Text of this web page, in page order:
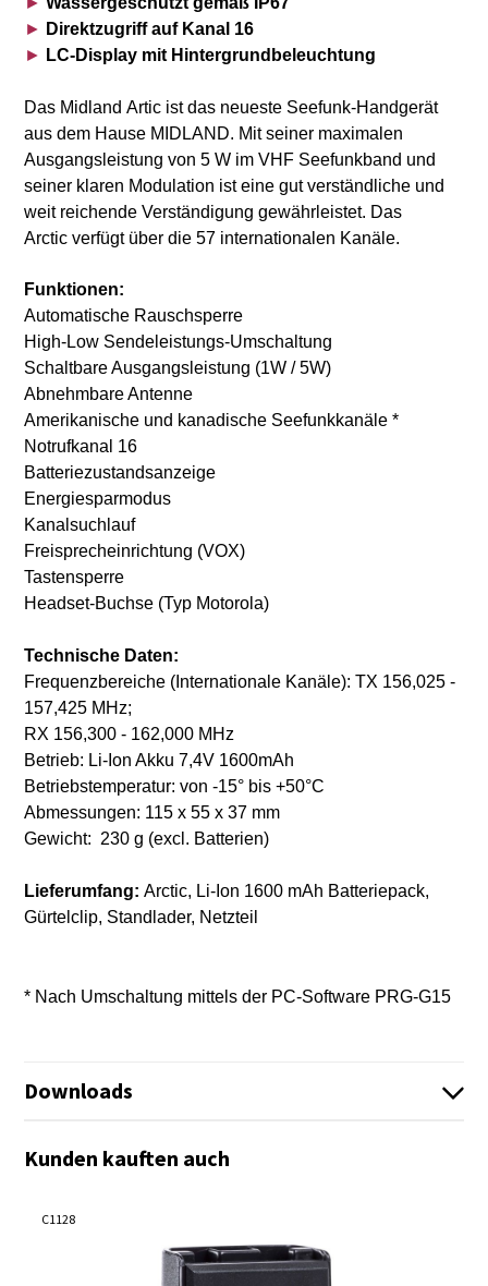
► Direktzugriff auf Kanal 16
► LC-Display mit Hintergrundbeleuchtung
Das Midland Artic ist das neueste Seefunk-Handgerät
aus dem Hause MIDLAND. Mit seiner maximalen
Ausgangsleistung von 5 W im VHF Seefunkband und
seiner klaren Modulation ist eine gut verständliche und
weit reichende Verständigung gewährleistet. Das
Arctic verfügt über die 57 internationalen Kanäle.
Funktionen:
Automatische Rauschsperre
High-Low Sendeleistungs-Umschaltung
Schaltbare Ausgangsleistung (1W / 5W)
Abnehmbare Antenne
Amerikanische und kanadische Seefunkkanäle *
Notrufkanal 16
Batteriezustandsanzeige
Energiesparmodus
Kanalsuchlauf
Freisprecheinrichtung (VOX)
Tastensperre
Headset-Buchse (Typ Motorola)
Technische Daten:
Frequenzbereiche (Internationale Kanäle): TX 156,025 -
157,425 MHz;
RX 156,300 - 162,000 MHz
Betrieb: Li-Ion Akku 7,4V 1600mAh
Betriebstemperatur: von -15° bis +50°C
Abmessungen: 115 x 55 x 37 mm
Gewicht: 230 g (excl. Batterien)
Lieferumfang: Arctic, Li-Ion 1600 mAh Batteriepack,
Gürtelclip, Standlader, Netzteil
* Nach Umschaltung mittels der PC-Software PRG-G15
Downloads
Manual Midland Arctic English.pdf
Kunden kauften auch
C1128